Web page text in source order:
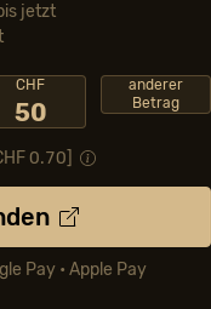
jetzt
CHF
50
anderer
Betrag
0.70
Pay • Apple Pay